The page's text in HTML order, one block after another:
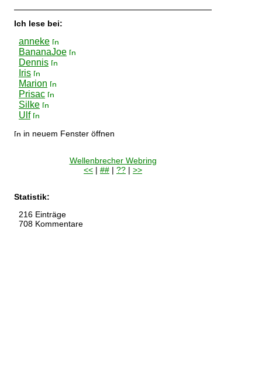
Ich lese bei:
anneke
BananaJoe
Dennis
Iris
Marion
Prisac
Silke
Ulf
in neuem Fenster öffnen
Wellenbrecher Webring
<< | ## | ?? | >>
Statistik:
216 Einträge
708 Kommentare